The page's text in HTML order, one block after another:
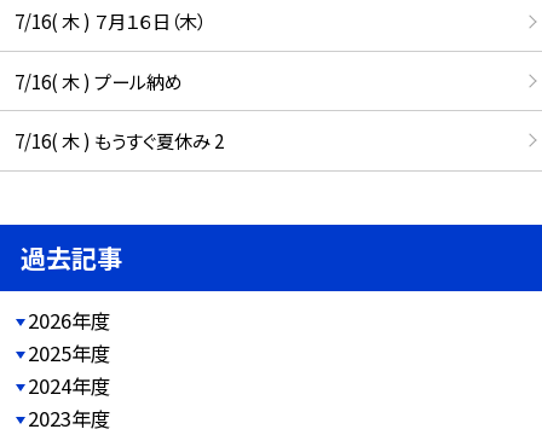
7/16( 木 ) ７月１６日（木）
7/16( 木 ) プール納め
7/16( 木 ) もうすぐ夏休み 2
過去記事
2026年度
2025年度
2024年度
2023年度